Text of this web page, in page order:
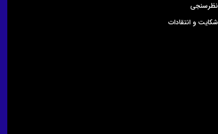
نظرسنجی
شکایت و انتقادات